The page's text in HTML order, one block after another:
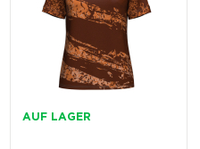
AUF LAGER